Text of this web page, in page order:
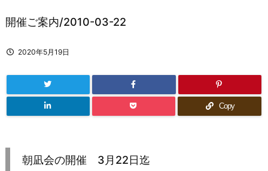
開催ご案内/2010-03-22
2020年5月19日
Copy
朝凪会の開催 3月22日迄